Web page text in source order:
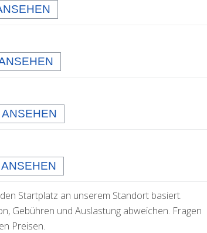
ANSEHEN
ANSEHEN
Startplatz an unserem Standort basiert.
Gebühren und Auslastung abweichen. Fragen
Preisen.